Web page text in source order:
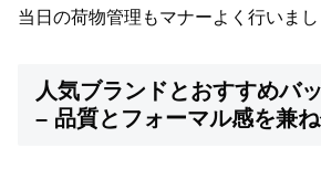
当日の荷物管理もマナーよく行いまし
人気ブランドとおすすめバ
– 品質とフォーマル感を兼